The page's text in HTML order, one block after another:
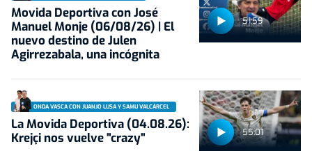
51:59
Movida Deportiva con José
Manuel Monje (06/08/26) | El
nuevo destino de Julen
Agirrezabala, una incógnita
55:01
ONDA VASCA CON JUANJO LUSA Y SAMU VALCÁRCEL
La Movida Deportiva (04.08.26):
Krejçi nos vuelve "crazy"